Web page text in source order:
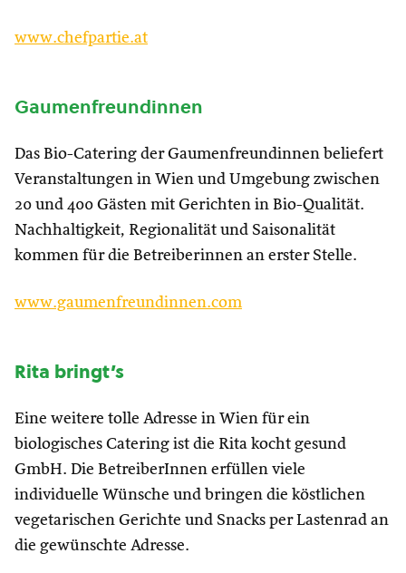
www.chefpartie.at
Gaumenfreundinnen
Das Bio-Catering der Gaumenfreundinnen beliefert
Veranstaltungen in Wien und Umgebung zwischen
20 und 400 Gästen mit Gerichten in Bio-Qualität.
Nachhaltigkeit, Regionalität und Saisonalität
kommen für die Betreiberinnen an erster Stelle.
www.gaumenfreundinnen.com
Rita bringt’s
Eine weitere tolle Adresse in Wien für ein
biologisches Catering ist die Rita kocht gesund
GmbH. Die BetreiberInnen erfüllen viele
individuelle Wünsche und bringen die köstlichen
vegetarischen Gerichte und Snacks per Lastenrad an
die gewünschte Adresse.